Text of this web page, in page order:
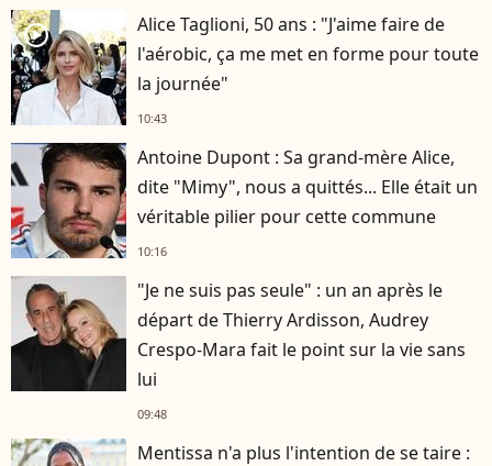
player2
Alice Taglioni, 50 ans : "J'aime faire de
l'aérobic, ça me met en forme pour toute
la journée"
10:43
Antoine Dupont : Sa grand-mère Alice,
dite "Mimy", nous a quittés... Elle était un
véritable pilier pour cette commune
10:16
"Je ne suis pas seule" : un an après le
départ de Thierry Ardisson, Audrey
Crespo-Mara fait le point sur la vie sans
lui
09:48
Mentissa n'a plus l'intention de se taire :